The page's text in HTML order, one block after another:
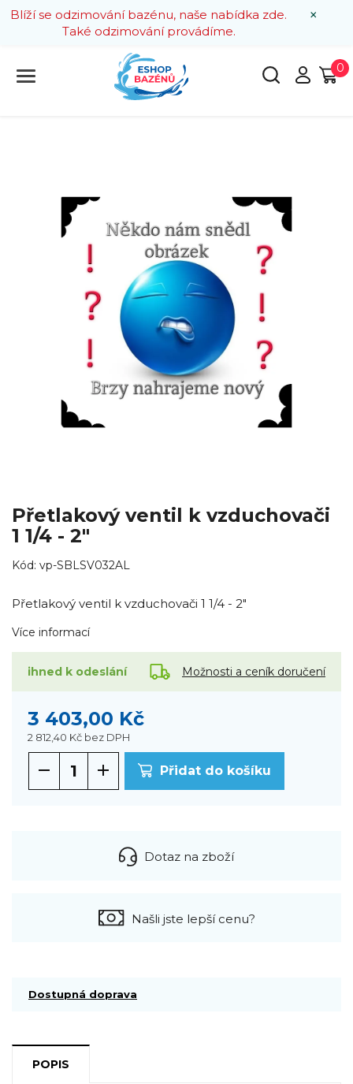
×
Blíží se odzimování bazénu, naše nabídka zde.
Také odzimování provádíme.
0
Přetlakový ventil k vzduchovači
1 1/4 - 2"
Kód: vp-SBLSV032AL
Přetlakový ventil k vzduchovači 1 1/4 - 2"
Více informací
ihned k odeslání Možnosti a ceník doručení
3 403,00 Kč
2 812,40 Kč bez DPH
Přidat do košíku
Dotaz na zboží
Našli jste lepší cenu?
Dostupná doprava
POPIS